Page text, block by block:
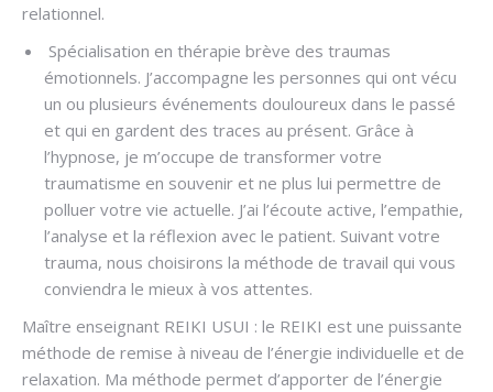
relationnel.
Spécialisation en thérapie brève des traumas
émotionnels. J’accompagne les personnes qui ont vécu
un ou plusieurs événements douloureux dans le passé
et qui en gardent des traces au présent. Grâce à
l’hypnose, je m’occupe de transformer votre
traumatisme en souvenir et ne plus lui permettre de
polluer votre vie actuelle. J’ai l’écoute active, l’empathie,
l’analyse et la réflexion avec le patient. Suivant votre
trauma, nous choisirons la méthode de travail qui vous
conviendra le mieux à vos attentes.
Maître enseignant REIKI USUI : le REIKI est une puissante
méthode de remise à niveau de l’énergie individuelle et de
relaxation. Ma méthode permet d’apporter de l’énergie